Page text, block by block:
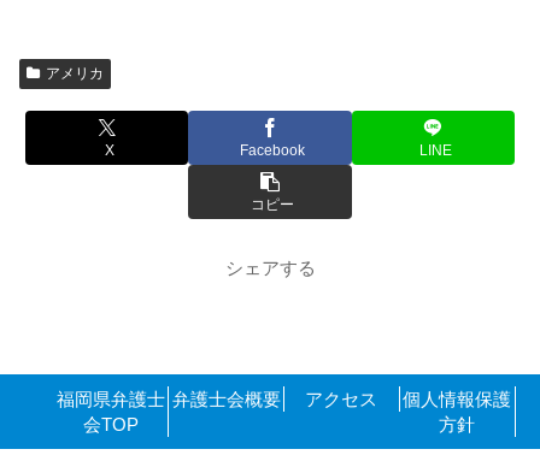
アメリカ
X Facebook LINE
コピー
シェアする
福岡県弁護士
会TOP
弁護士会概要 アクセス
個人情報保護
方針